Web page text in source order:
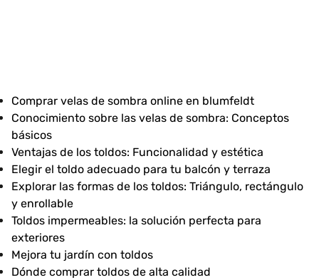
Comprar velas de sombra online en blumfeldt
Conocimiento sobre las velas de sombra: Conceptos
básicos
Ventajas de los toldos: Funcionalidad y estética
Elegir el toldo adecuado para tu balcón y terraza
Explorar las formas de los toldos: Triángulo, rectángulo
y enrollable
Toldos impermeables: la solución perfecta para
exteriores
Mejora tu jardín con toldos
Dónde comprar toldos de alta calidad